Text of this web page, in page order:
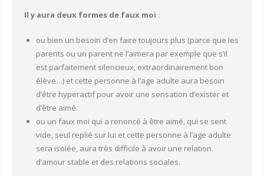
Il y aura deux formes de faux moi :
ou bien un besoin d’en faire toujours plus (parce que les
parents ou un parent ne l’aimera par exemple que s’il
est parfaitement silencieux, extraordinairement bon
élève…) et cette personne à l’age adulte aura besoin
d’être hyperactif pour avoir une sensation d’exister et
d’être aimé.
ou un faux moi qui a renoncé à être aimé, qui se sent
vide, seul replié sur lui et cette personne à l’age adulte
sera isolée, aura très difficile à avoir une relation
d’amour stable et des relations sociales.